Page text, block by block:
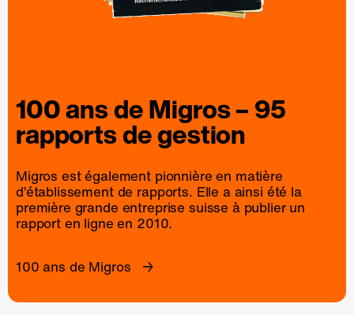
100 ans deMigros– 95
rapportsdegestion
Migros est également pionnière en matière
d’établissement de rapports. Elle a ainsi été la
première grande entreprise suisse à publier un
rapport en ligne en 2010.
100 ans de Migros